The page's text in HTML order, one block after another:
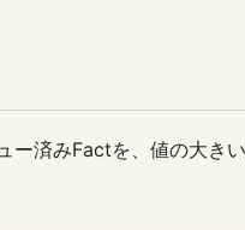
済みFactを、値の大き